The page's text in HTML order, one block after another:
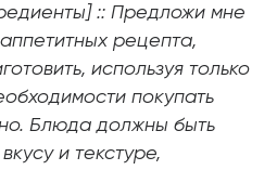
:: Предложи мне
рецепта,
используя только
покупать
Блюда должны быть
и текстуре,